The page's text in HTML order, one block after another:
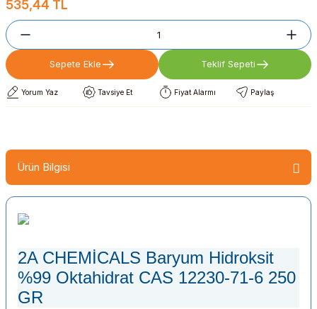
535,44 TL
Sepete Ekle Teklif Sepeti
Yorum Yaz Tavsiye Et Fiyat Alarmı Paylaş
Ürün Bilgisi
2A CHEMİCALS Baryum Hidroksit
%99 Oktahidrat CAS 12230-71-6 250
GR